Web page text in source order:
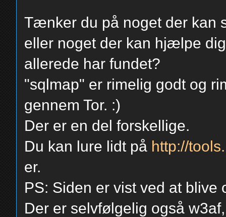
Tænker du på noget der kan
eller noget der kan hjælpe
allerede har fundet?
"sqlmap" er rimelig godt og
gennem Tor. :)
Der er en del forskellige.
Du kan lure lidt på http://
er.
PS: Siden er vist ved at blive
Der er selvfølgelig også